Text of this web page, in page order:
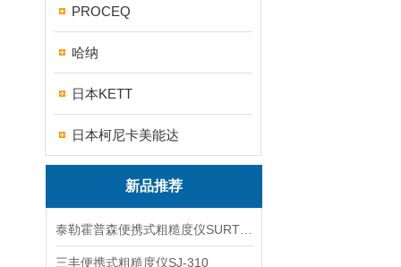
PROCEQ
哈纳
日本KETT
日本柯尼卡美能达
新品推荐
三丰便携式粗糙度仪SJ-310